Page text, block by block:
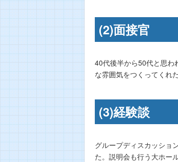
(2)面接官
40代後半から50代と思わ
な雰囲気をつくってくれた
(3)経験談
グループディスカッショ
た。説明会も行う大ホー